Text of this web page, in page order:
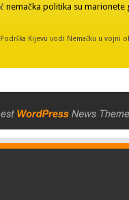
nemačka politika su marionete
Kijevu vodi Nemačku u vojni